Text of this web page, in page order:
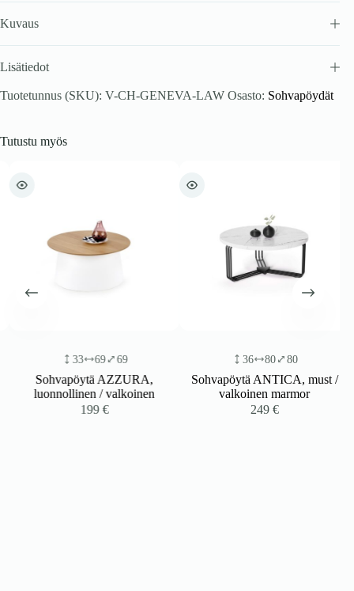
Kuvaus
Lisätiedot
Tuotetunnus (SKU): V-CH-GENEVA-LAW Osasto: Sohvapöydät
Tutustu myös
33 69 69
Sohvapöytä AZZURA,
luonnollinen / valkoinen
199€
36 80 80
Sohvapöytä ANTICA, must /
valkoinen marmor
249€